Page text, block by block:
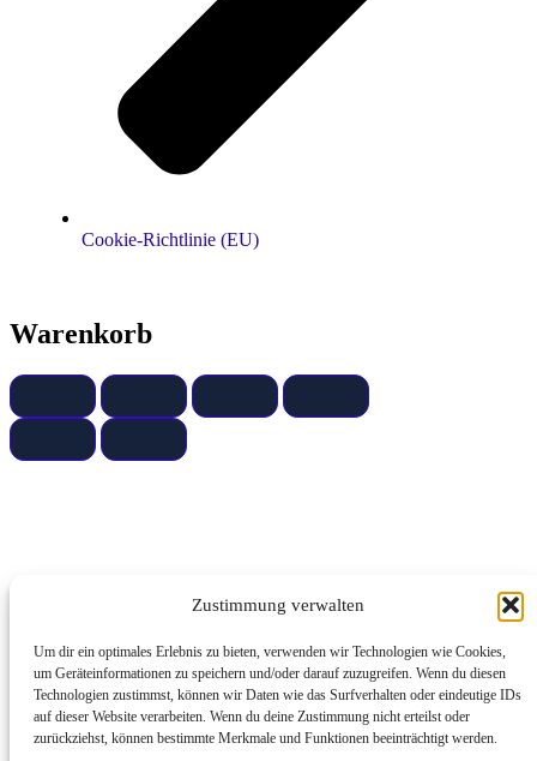
Zustimmung verwalten
Um dir ein optimales Erlebnis zu bieten, verwenden wir Technologien wie Cookies,
um Geräteinformationen zu speichern und/oder darauf zuzugreifen. Wenn du diesen
Technologien zustimmst, können wir Daten wie das Surfverhalten oder eindeutige IDs
auf dieser Website verarbeiten. Wenn du deine Zustimmung nicht erteilst oder
zurückziehst, können bestimmte Merkmale und Funktionen beeinträchtigt werden.
Cookie-Richtlinie (EU)
Warenkorb